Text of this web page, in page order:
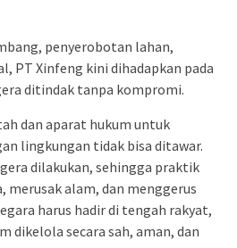
penyerobotan lahan,
PT Xinfeng kini dihadapkan pada
ditindak tanpa kompromi.
dan aparat hukum untuk
lingkungan tidak bisa ditawar.
dilakukan, sehingga praktik
alam, dan menggerus
harus hadir di tengah rakyat,
dikelola secara sah, aman, dan